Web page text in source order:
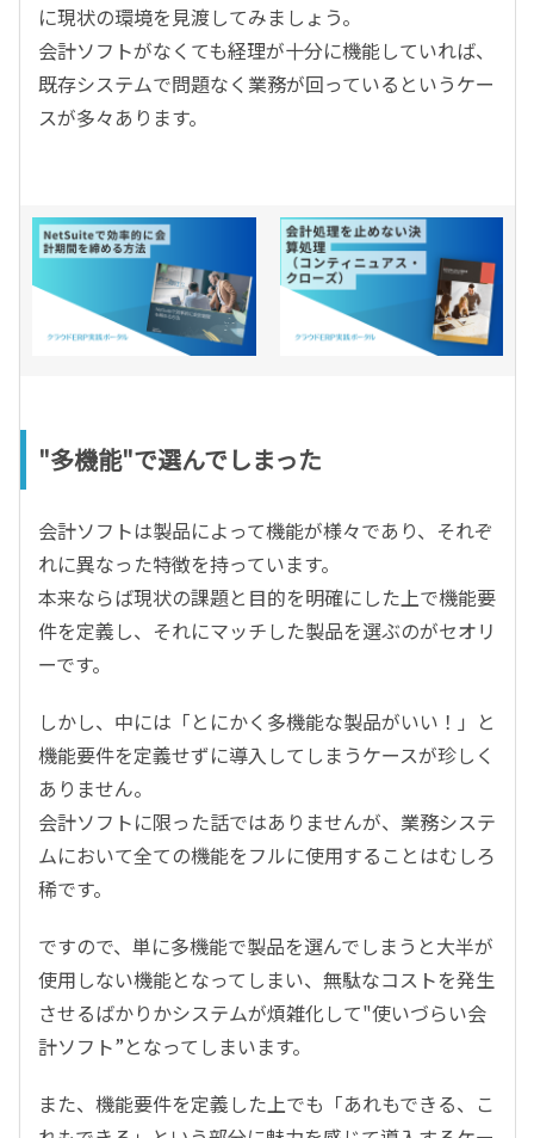
に現状の環境を見渡してみましょう。
会計ソフトがなくても経理が十分に機能していれば、
既存システムで問題なく業務が回っているというケー
スが多々あります。
"多機能"で選んでしまった
会計ソフトは製品によって機能が様々であり、それぞ
れに異なった特徴を持っています。
本来ならば現状の課題と目的を明確にした上で機能要
件を定義し、それにマッチした製品を選ぶのがセオリ
ーです。
しかし、中には「とにかく多機能な製品がいい！」と
機能要件を定義せずに導入してしまうケースが珍しく
ありません。
会計ソフトに限った話ではありませんが、業務システ
ムにおいて全ての機能をフルに使用することはむしろ
稀です。
ですので、単に多機能で製品を選んでしまうと大半が
使用しない機能となってしまい、無駄なコストを発生
させるばかりかシステムが煩雑化して"使いづらい会
計ソフト”となってしまいます。
また、機能要件を定義した上でも「あれもできる、こ